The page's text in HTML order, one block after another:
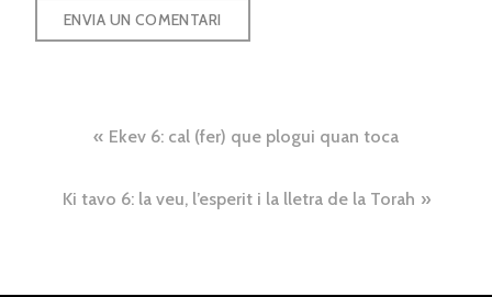
Navegació
d'entrades
Ekev 6: cal (fer) que plogui quan toca
Ki tavo 6: la veu, l’esperit i la lletra de la Torah